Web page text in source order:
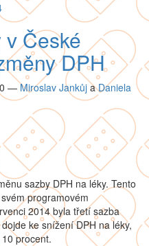
České
DPH
— Miroslav Jankůj aDaniela
sazby DPH na léky. Tento
programovém
2014 byla třetí sazba
ke snížení DPH na léky,
procent.